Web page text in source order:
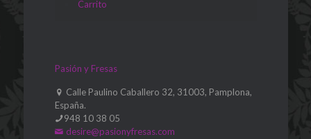
Carrito
Pasión y Fresas
Calle Paulino Caballero 32, 31003, Pamplona,
España.
948 10 38 05
desire@pasionyfresas.com